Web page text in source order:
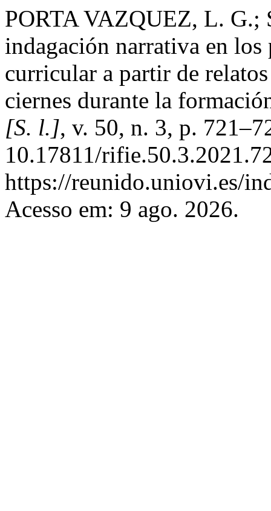
PORTA VAZQUEZ, L.
indagación narrativa en los
curricular a partir de
ciernes durante la
[S. l.], v. 50, n. 3, p.
10.17811/
https://reunido.uniovi.es/
Acesso em: 9 ago. 2026.